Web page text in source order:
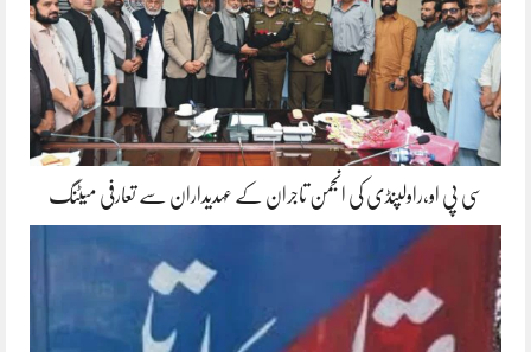
سی پی او،راولپنڈی کی انجمن تاجران کے عہدیداران سے تعارفی میٹنگ